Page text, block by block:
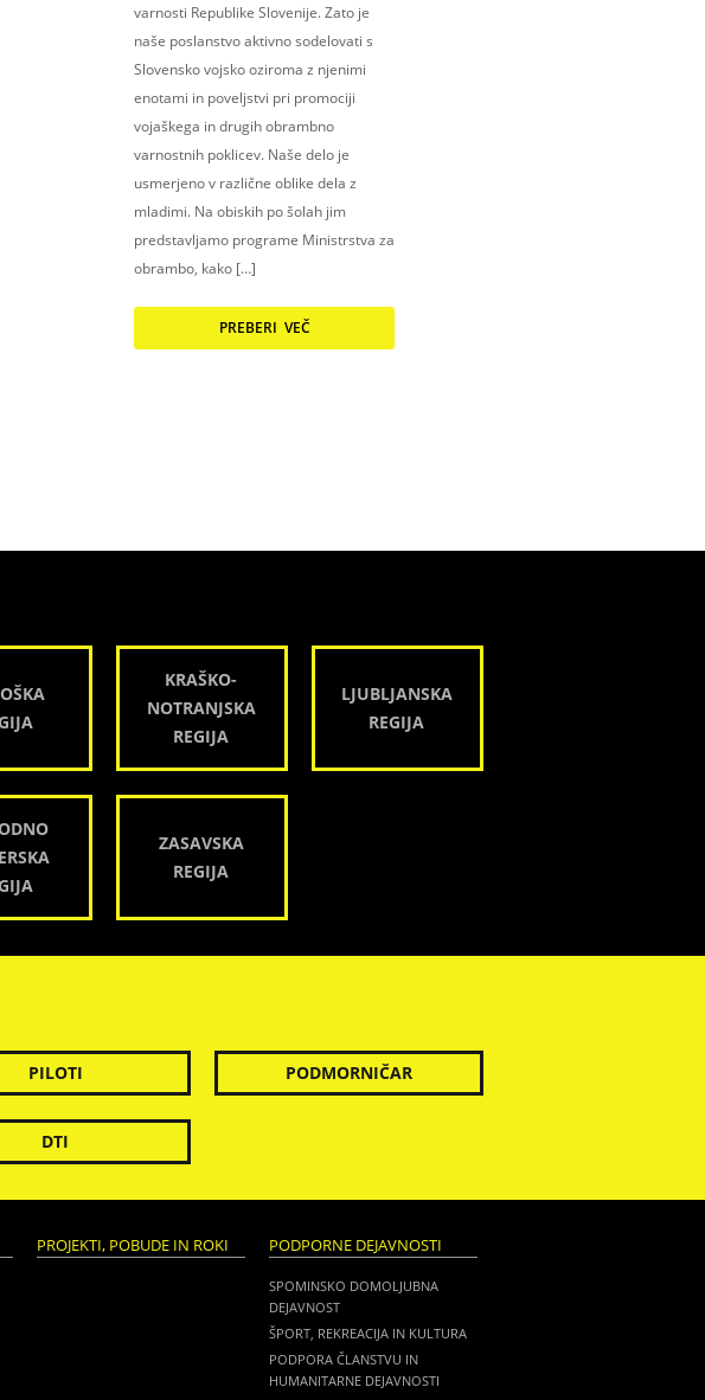
varnosti Republike Slovenije. Zato je
naše poslanstvo aktivno sodelovati s
Slovensko vojsko oziroma z njenimi
enotami in poveljstvi pri promociji
vojaškega in drugih obrambno
varnostnih poklicev. Naše delo je
usmerjeno v različne oblike dela z
mladimi. Na obiskih po šolah jim
predstavljamo programe Ministrstva za
obrambo, kako […]
PREBERI VEČ
KRAŠKO-
NOTRANJSKA
REGIJA
LJUBLJANSKA
REGIJA
ZASAVSKA
REGIJA
PILOTI PODMORNIČAR
DTI
PROJEKTI, POBUDE IN ROKI PODPORNE DEJAVNOSTI
SPOMINSKO DOMOLJUBNA
DEJAVNOST
ŠPORT, REKREACIJA IN KULTURA
PODPORA ČLANSTVU IN
HUMANITARNE DEJAVNOSTI